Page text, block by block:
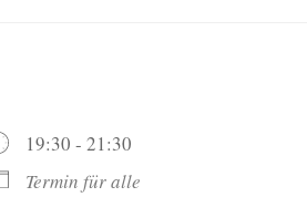
19:30 - 21:30
Termin für alle